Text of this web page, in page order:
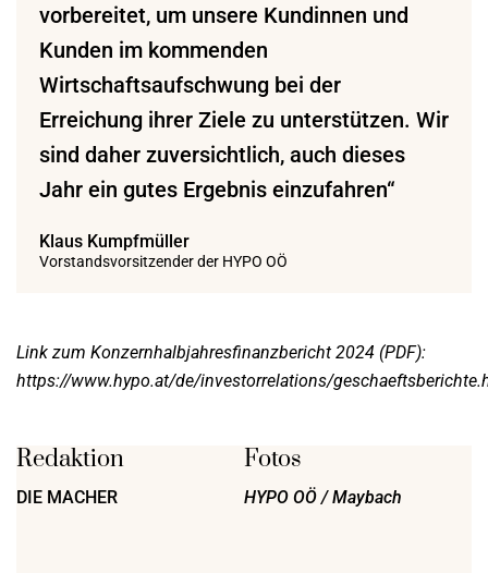
vorbereitet, um unsere Kundinnen und
Kunden im kommenden
Wirtschaftsaufschwung bei der
Erreichung ihrer Ziele zu unterstützen. Wir
sind daher zuversichtlich, auch dieses
Jahr ein gutes Ergebnis einzufahren“
Klaus Kumpfmüller
Vorstandsvorsitzender der HYPO OÖ
Link zum Konzernhalbjahresfinanzbericht 2024 (PDF):
https://www.hypo.at/de/investorrelations/
Redaktion
DIE MACHER
Fotos
HYPO OÖ / Maybach